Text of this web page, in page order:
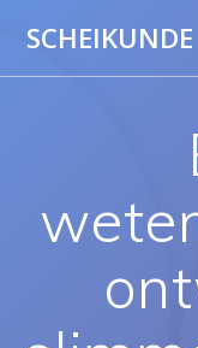
SCHEIKUNDE